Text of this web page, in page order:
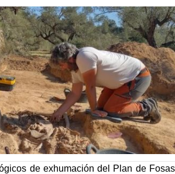
de exhumación del Plan de Fosas